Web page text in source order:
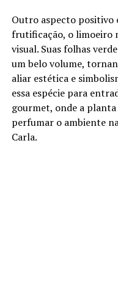
Outro aspecto positivo
frutificação, o limoeiro
visual. Suas folhas
um belo volume,
aliar estética e
essa espécie para
gourmet, onde a
perfumar o ambiente
Carla.